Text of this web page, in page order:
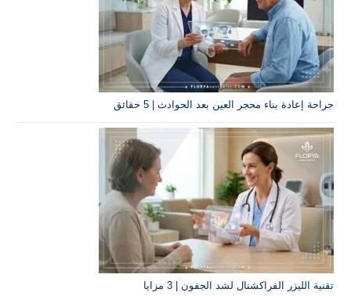
محجر العين بعد الحوادث | 5 حقائق
لشد الجفون | 3 مزايا